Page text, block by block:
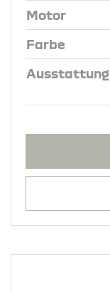
Motor
Farbe
Ausstattung